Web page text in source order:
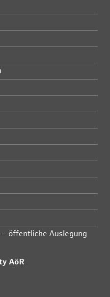
öffentliche Auslegung
AöR